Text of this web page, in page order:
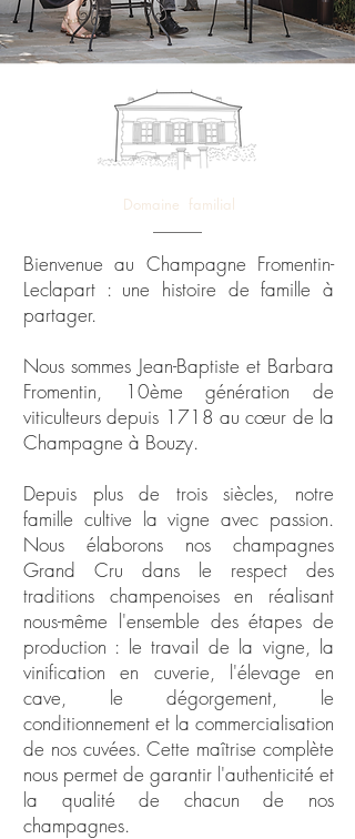
Domaine familial
Bienvenue au Champagne Fromentin-
Leclapart : une histoire de famille à
partager.
Nous sommes Jean-Baptiste et Barbara
Fromentin, 10ème génération de
viticulteurs depuis 1718 au cœur de la
Champagne à Bouzy.
Depuis plus de trois siècles, notre
famille cultive la vigne avec passion.
Nous élaborons nos champagnes
Grand Cru dans le respect des
traditions champenoises en réalisant
nous-même l'ensemble des étapes de
production : le travail de la vigne, la
vinification en cuverie, l'élevage en
cave, le dégorgement, le
conditionnement et la commercialisation
de nos cuvées. Cette maîtrise complète
nous permet de garantir l'authenticité et
la qualité de chacun de nos
champagnes.